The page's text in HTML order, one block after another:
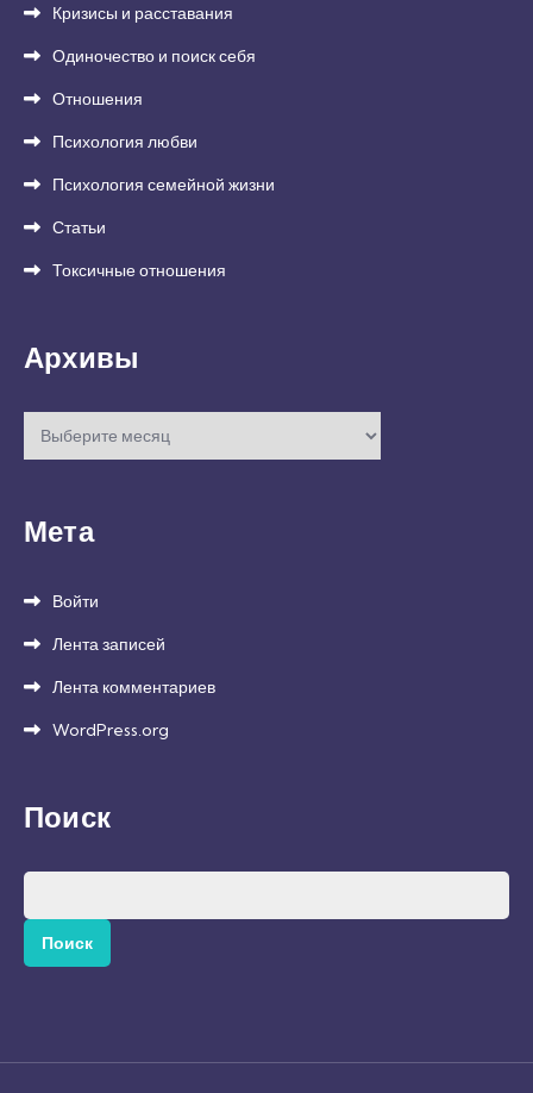
Кризисы и расставания
Одиночество и поиск себя
Отношения
Психология любви
Психология семейной жизни
Статьи
Токсичные отношения
Архивы
Архивы
Мета
Войти
Лента записей
Лента комментариев
WordPress.org
Поиск